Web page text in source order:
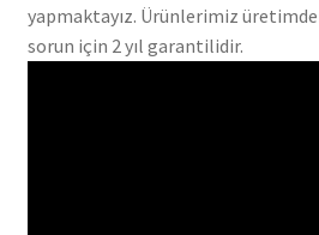
yapmaktayız. Ürünlerimiz
sorun için 2 yıl garantilidir.